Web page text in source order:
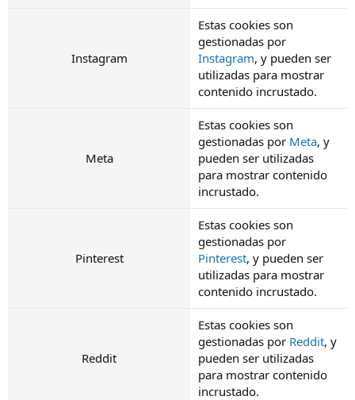
Instagram
Estas cookies son
gestionadas por
Instagram, y pueden ser
utilizadas para mostrar
contenido incrustado.
Meta
Estas cookies son
gestionadas por Meta, y
pueden ser utilizadas
para mostrar contenido
incrustado.
Pinterest
Estas cookies son
gestionadas por
Pinterest, y pueden ser
utilizadas para mostrar
contenido incrustado.
Reddit
Estas cookies son
gestionadas por Reddit, y
pueden ser utilizadas
para mostrar contenido
incrustado.